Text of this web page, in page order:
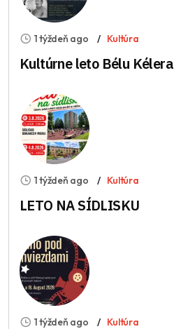
1 týždeň ago Kultúra
Kultúrne leto Bélu Kélera
1 týždeň ago Kultúra
LETO NA SÍDLISKU
1 týždeň ago Kultúra